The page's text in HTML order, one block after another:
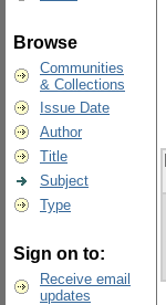
Browse
Communities
& Collections
Issue Date
Author
Title
Subject
Type
Sign on to:
Receive email
updates